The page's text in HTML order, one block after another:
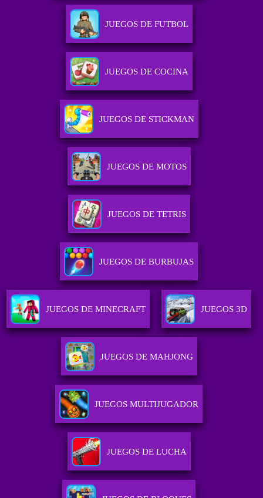
JUEGOS DE FUTBOL
JUEGOS DE COCINA
JUEGOS DE STICKMAN
JUEGOS DE MOTOS
JUEGOS DE TETRIS
JUEGOS DE BURBUJAS
JUEGOS DE MINECRAFT JUEGOS 3D
JUEGOS DE MAHJONG
JUEGOS MULTIJUGADOR
JUEGOS DE LUCHA